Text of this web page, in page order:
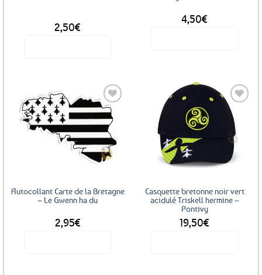
2,50€
plusieurs
variations.
Les
sur
4,50€
Ajouter
aux
favoris
Autocollant Carte de la Bretagne
– Le Gwenn ha du
2,95€
Ajouter
aux
favoris
Casquette bretonne noir vert
acidulé Triskell hermine –
Pontivy
19,50€